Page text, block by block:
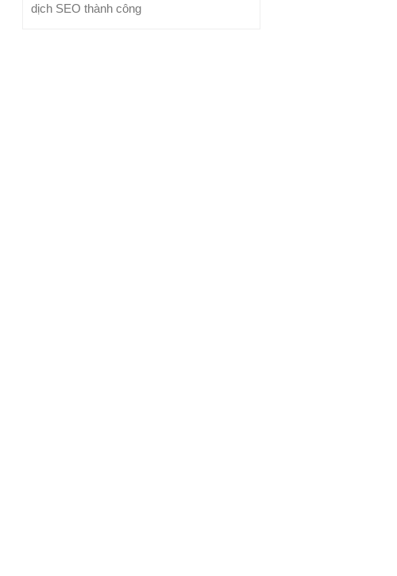
dịch SEO thành công